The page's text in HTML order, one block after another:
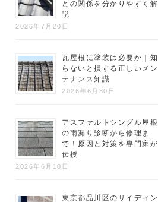
との関係を分かりやすく解
説
2026年7月20日
瓦屋根に塗装は必要か｜知
らないと損する正しいメン
テナンス知識
2026年6月30日
アスファルトシングル屋根
の雨漏り診断から修理ま
で！原因と対策を専門家が
伝授
2026年6月10日
東京都品川区のサイディン